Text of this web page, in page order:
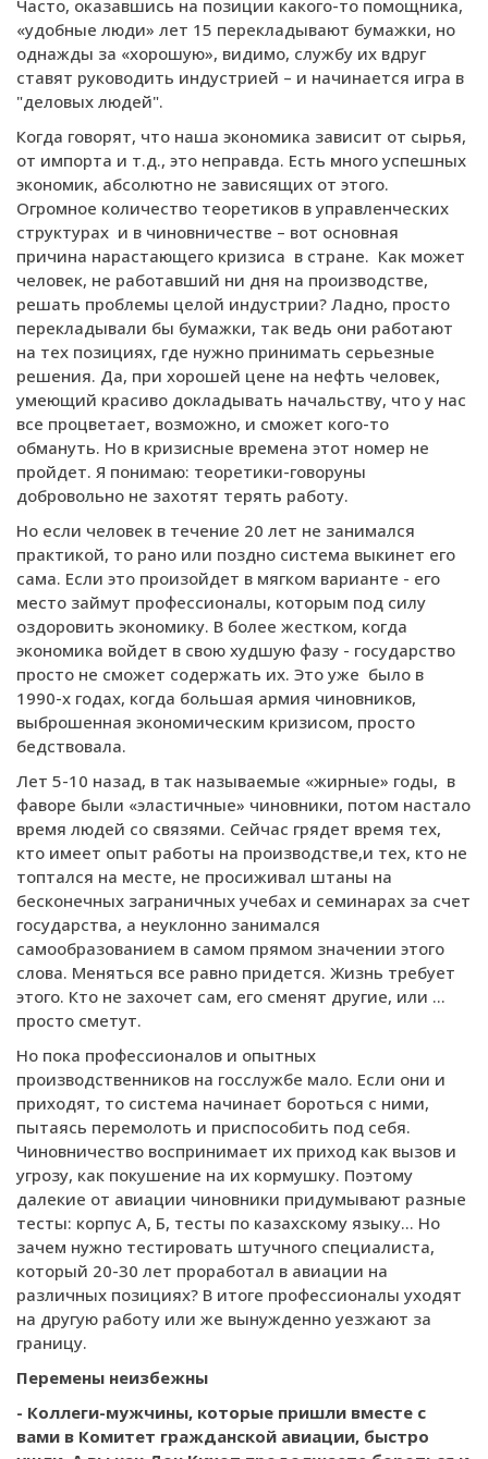
Часто, оказавшись на позиции какого-то помощника,
«удобные люди» лет 15 перекладывают бумажки, но
однажды за «хорошую», видимо, службу их вдруг
ставят руководить индустрией – и начинается игра в
"деловых людей".
Когда говорят, что наша экономика зависит от сырья,
от импорта и т.д., это неправда. Есть много успешных
экономик, абсолютно не зависящих от этого.
Огромное количество теоретиков в управленческих
структурах и в чиновничестве – вот основная
причина нарастающего кризиса в стране. Как может
человек, не работавший ни дня на производстве,
решать проблемы целой индустрии? Ладно, просто
перекладывали бы бумажки, так ведь они работают
на тех позициях, где нужно принимать серьезные
решения. Да, при хорошей цене на нефть человек,
умеющий красиво докладывать начальству, что у нас
все процветает, возможно, и сможет кого-то
обмануть. Но в кризисные времена этот номер не
пройдет. Я понимаю: теоретики-говоруны
добровольно не захотят терять работу.
Но если человек в течение 20 лет не занимался
практикой, то рано или поздно система выкинет его
сама. Если это произойдет в мягком варианте - его
место займут профессионалы, которым под силу
оздоровить экономику. В более жестком, когда
экономика войдет в свою худшую фазу - государство
просто не сможет содержать их. Это уже было в
1990-х годах, когда большая армия чиновников,
выброшенная экономическим кризисом, просто
бедствовала.
Лет 5-10 назад, в так называемые «жирные» годы, в
фаворе были «эластичные» чиновники, потом настало
время людей со связями. Сейчас грядет время тех,
кто имеет опыт работы на производстве,и тех, кто не
топтался на месте, не просиживал штаны на
бесконечных заграничных учебах и семинарах за счет
государства, а неуклонно занимался
самообразованием в самом прямом значении этого
слова. Меняться все равно придется. Жизнь требует
этого. Кто не захочет сам, его сменят другие, или …
просто сметут.
Но пока профессионалов и опытных
производственников на госслужбе мало. Если они и
приходят, то система начинает бороться с ними,
пытаясь перемолоть и приспособить под себя.
Чиновничество воспринимает их приход как вызов и
угрозу, как покушение на их кормушку. Поэтому
далекие от авиации чиновники придумывают разные
тесты: корпус А, Б, тесты по казахскому языку... Но
зачем нужно тестировать штучного специалиста,
который 20-30 лет проработал в авиации на
различных позициях? В итоге профессионалы уходят
на другую работу или же вынужденно уезжают за
границу.
Перемены неизбежны
- Коллеги-мужчины, которые пришли вместе с
вами в Комитет гражданской авиации, быстро